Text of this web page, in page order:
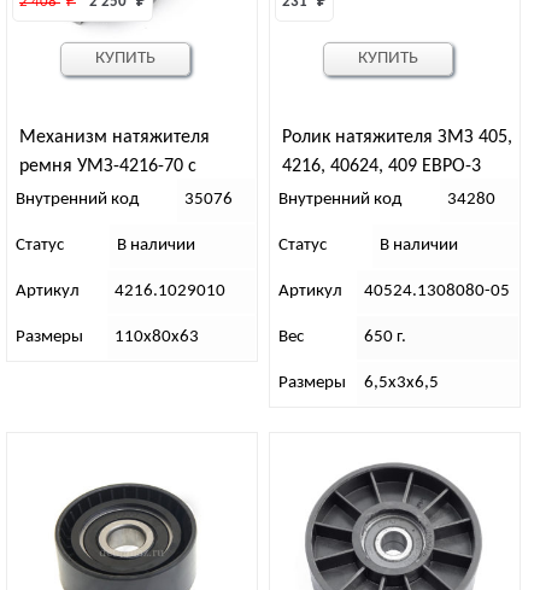
Механизм натяжителя
ремня УМЗ-4216-70 с
поликл. приводом, EvoTech
Внутренний код 35076
Статус В наличии
Артикул 4216.1029010
Размеры 110х80х63
КУПИТЬ
Ролик натяжителя ЗМЗ 405,
4216, 40624, 409 ЕВРО-3
Внутренний код 34280
Статус В наличии
Артикул 40524.1308080-05
Вес 650 г.
Размеры 6,5х3х6,5
КУПИТЬ